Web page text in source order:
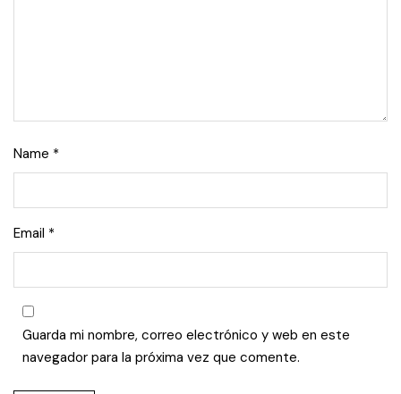
Name *
Email *
Guarda mi nombre, correo electrónico y web en este
navegador para la próxima vez que comente.